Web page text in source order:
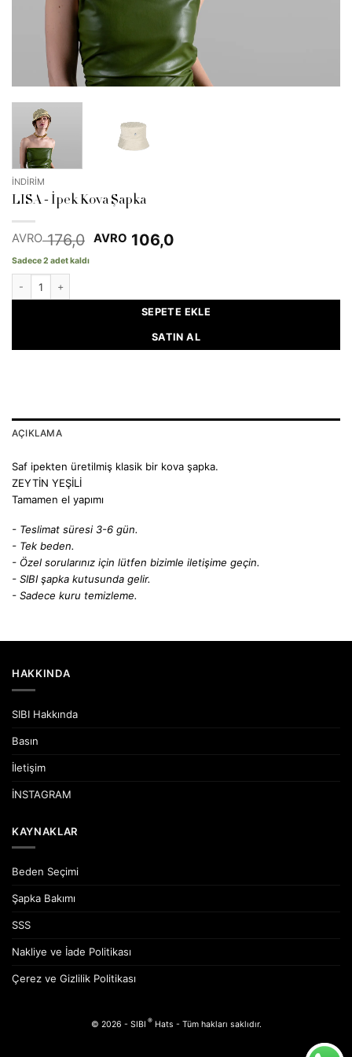
İNDİRİM
LISA - İpek Kova Şapka
AVRO176,0 Orijinal
AVRO 106,0Şu
Sadece 2 adet kaldı
SEPETE EKLE
SATIN AL
AÇIKLAMA
Saf ipekten üretilmiş klasik bir kova şapka.
ZEYTİN YEŞİLİ
Tamamen el yapımı
- Teslimat süresi 3-6 gün.
- Tek beden.
- Özel sorularınız için lütfen bizimle iletişime geçin.
- SIBI şapka kutusunda gelir.
- Sadece kuru temizleme.
HAKKINDA
SIBI Hakkında
Basın
İletişim
İNSTAGRAM
KAYNAKLAR
Beden Seçimi
Şapka Bakımı
SSS
Nakliye ve İade Politikası
Çerez ve Gizlilik Politikası
© 2026 - SIBI ®Hats - Tüm hakları saklıdır.